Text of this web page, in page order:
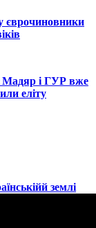
єврочиновники
Мадяр і ГУР вже
еліту
землі